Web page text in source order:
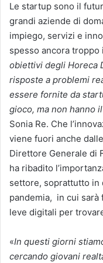
Le startup sono il
grandi aziende di
impiego, servizi e
spesso ancora troppo
obiettivi degli Horeca
risposte a problemi
essere fornite da
gioco, ma non hanno
Sonia Re. Che
viene fuori anche
Direttore Generale di
ha ribadito
settore, soprattutto in
pandemia, in cui sarà
leve digitali per
«In questi giorni
cercando giovani